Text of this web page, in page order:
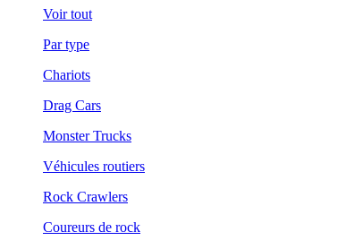
Voir tout
Par type
Chariots
Drag Cars
Monster Trucks
Véhicules routiers
Rock Crawlers
Coureurs de rock